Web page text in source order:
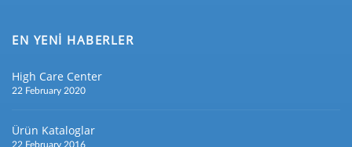
EN YENİ HABERLER
High Care Center
22 February 2020
Ürün Kataloglar
22 February 2016